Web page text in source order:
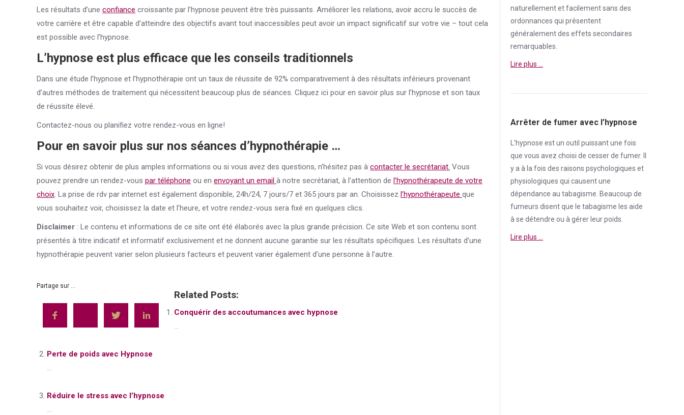
Les résultats d’une confiance croissante par l’hypnose peuvent être très puissants. Améliorer les relations, avoir accru le succès de
votre carrière et être capable d’atteindre des objectifs avant tout inaccessibles peut avoir un impact significatif sur votre vie – tout cela
est possible avec l’hypnose.
L’hypnose est plus efficace que les conseils traditionnels
Dans une étude l’hypnose et l’hypnothérapie ont un taux de réussite de 92% comparativement à des résultats inférieurs provenant
d’autres méthodes de traitement qui nécessitent beaucoup plus de séances. Cliquez ici pour en savoir plus sur l’hypnose et son taux
de réussite élevé.
Contactez-nous ou planifiez votre rendez-vous en ligne!
Pour en savoir plus sur nos séances d’hypnothérapie …
Si vous désirez obtenir de plus amples informations ou si vous avez des questions, n’hésitez pas à contacter le secrétariat. Vous
pouvez prendre un rendez-vous par téléphone ou en envoyant un email à notre secrétariat, à l’attention de l’hypnothérapeute de votre
choix. La prise de rdv par internet est également disponible, 24h/24, 7 jours/7 et 365 jours par an. Choisissez l’hypnothérapeute que
vous souhaitez voir, choisissez la date et l’heure, et votre rendez-vous sera fixé en quelques clics.
Disclaimer : Le contenu et informations de ce site ont été élaborés avec la plus grande précision. Ce site Web et son contenu sont
présentés à titre indicatif et informatif exclusivement et ne donnent aucune garantie sur les résultats spécifiques. Les résultats d’une
hypnothérapie peuvent varier selon plusieurs facteurs et peuvent varier également d’une personne à l’autre.
Partage sur ...
Related Posts:
Conquérir des accoutumances avec hypnose
...
Perte de poids avec Hypnose
...
Réduire le stress avec l’hypnose
...
naturellement et facilement sans des
ordonnances qui présentent
généralement des effets secondaires
remarquables.
Lire plus …
Arrêter de fumer avec l’hypnose
L’hypnose est un outil puissant une fois
que vous avez choisi de cesser de fumer. Il
y a à la fois des raisons psychologiques et
physiologiques qui causent une
dépendance au tabagisme. Beaucoup de
fumeurs disent que le tabagisme les aide
à se détendre ou à gérer leur poids.
Lire plus …